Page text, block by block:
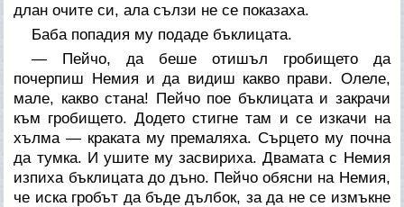
длан очите си, ала сълзи не се показаха.
Баба попадия му подаде бъклицата.
— Пейчо, да беше отишъл гробището да
почерпиш Немия и да видиш какво прави. Олеле,
мале, какво стана! Пейчо пое бъклицата и закрачи
към гробището. Додето стигне там и се изкачи на
хълма — краката му премаляха. Сърцето му почна
да тумка. И ушите му засвириха. Двамата с Немия
изпиха бъклицата до дъно. Пейчо обясни на Немия,
че иска гробът да бъде дълбок, за да не се измъкне